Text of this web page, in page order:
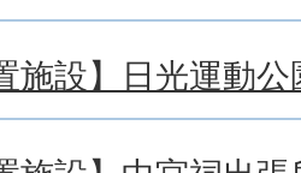
施設】日光運動公